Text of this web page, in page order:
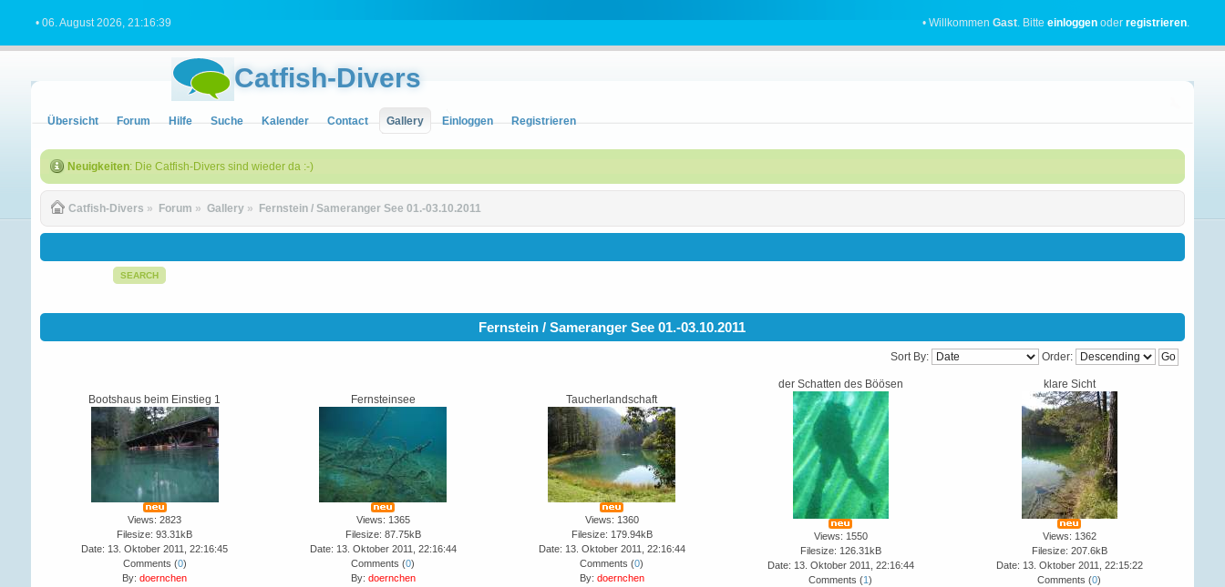
• 06. August 2026, 21:16:39 • WillkommenGast. Bitteeinloggen oderregistrieren.
Catfish-Divers
Übersicht Forum Hilfe Suche Kalender Contact Gallery Einloggen Registrieren
Neuigkeiten: Die Catfish-Divers sind wieder da :-)
Catfish-Divers » Forum » Gallery » Fernstein / Sameranger See 01.-03.10.2011
SEARCH
Fernstein / Sameranger See 01.-03.10.2011
Sort By: Order:
Bootshaus beim Einstieg 1
Views: 2823
Filesize: 93.31kB
Date: 13. Oktober 2011, 22:16:45
Comments (0)
By:doernchen
Fernsteinsee
Views: 1365
Filesize: 87.75kB
Date: 13. Oktober 2011, 22:16:44
Comments (0)
By: doernchen
Taucherlandschaft
Views: 1360
Filesize: 179.94kB
Date: 13. Oktober 2011, 22:16:44
Comments (0)
By: doernchen
der Schatten des Böösen
Views: 1550
Filesize: 126.31kB
Date: 13. Oktober 2011, 22:16:44
Comments (1)
klare Sicht
Views: 1362
Filesize: 207.6kB
Date: 13. Oktober 2011, 22:15:22
Comments (0)